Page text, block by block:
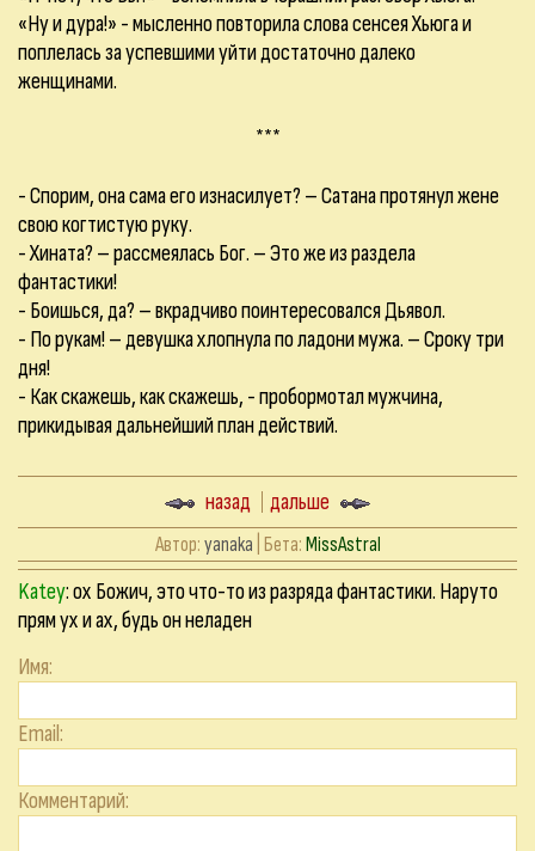
«Ну и дура!» - мысленно повторила слова сенсея Хьюга и
поплелась за успевшими уйти достаточно далеко
женщинами.
***
- Спорим, она сама его изнасилует? – Сатана протянул жене
свою когтистую руку.
- Хината? – рассмеялась Бог. – Это же из раздела
фантастики!
- Боишься, да? – вкрадчиво поинтересовался Дьявол.
- По рукам! – девушка хлопнула по ладони мужа. – Сроку три
дня!
- Как скажешь, как скажешь, - пробормотал мужчина,
прикидывая дальнейший план действий.
назад дальше
Автор:yanaka | Бета:MissAstral
Katey: ох Божич, это что-то из разряда фантастики. Наруто
прям ух и ах, будь он неладен
Имя:
Email:
Комментарий: